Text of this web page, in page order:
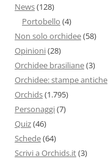
News(128)
Portobello (4)
Non solo orchidee(58)
Opinioni(28)
Orchidee brasiliane(3)
Orchidee: stampe antiche
Orchids(1.795)
Personaggi(7)
Quiz(46)
Schede(64)
Scrivi a Orchids.it(3)